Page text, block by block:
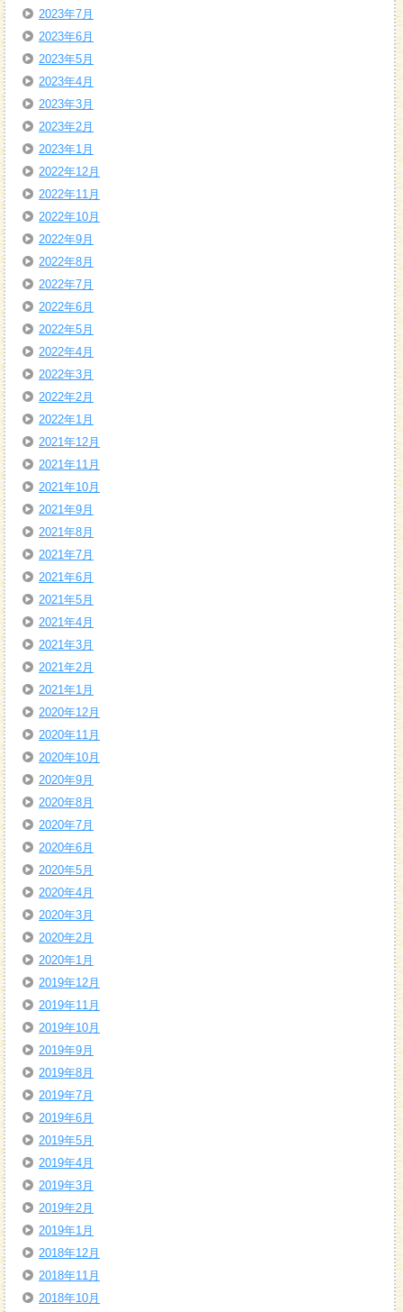
2023年7月
2023年6月
2023年5月
2023年4月
2023年3月
2023年2月
2023年1月
2022年12月
2022年11月
2022年10月
2022年9月
2022年8月
2022年7月
2022年6月
2022年5月
2022年4月
2022年3月
2022年2月
2022年1月
2021年12月
2021年11月
2021年10月
2021年9月
2021年8月
2021年7月
2021年6月
2021年5月
2021年4月
2021年3月
2021年2月
2021年1月
2020年12月
2020年11月
2020年10月
2020年9月
2020年8月
2020年7月
2020年6月
2020年5月
2020年4月
2020年3月
2020年2月
2020年1月
2019年12月
2019年11月
2019年10月
2019年9月
2019年8月
2019年7月
2019年6月
2019年5月
2019年4月
2019年3月
2019年2月
2019年1月
2018年12月
2018年11月
2018年10月